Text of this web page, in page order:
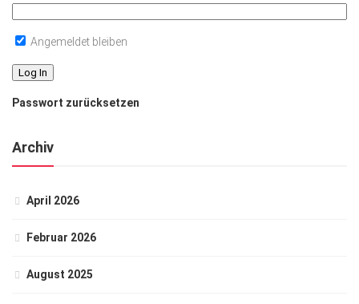
Angemeldet bleiben
Passwort zurücksetzen
Archiv
April 2026
Februar 2026
August 2025